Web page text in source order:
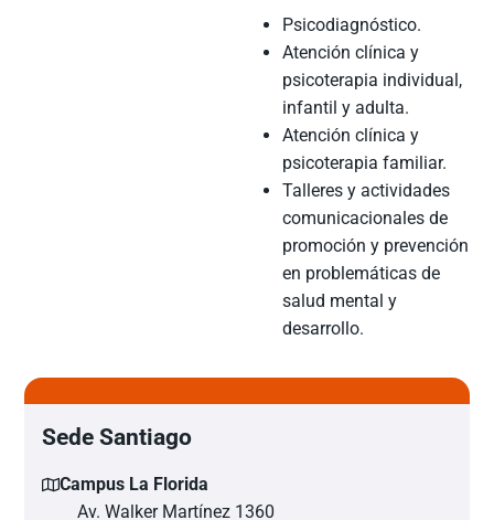
Psicodiagnóstico.
Atención clínica y
psicoterapia individual,
infantil y adulta.
Atención clínica y
psicoterapia familiar.
Talleres y actividades
comunicacionales de
promoción y prevención
en problemáticas de
salud mental y
desarrollo.
Sede Santiago
Campus La Florida
Av. Walker Martínez 1360